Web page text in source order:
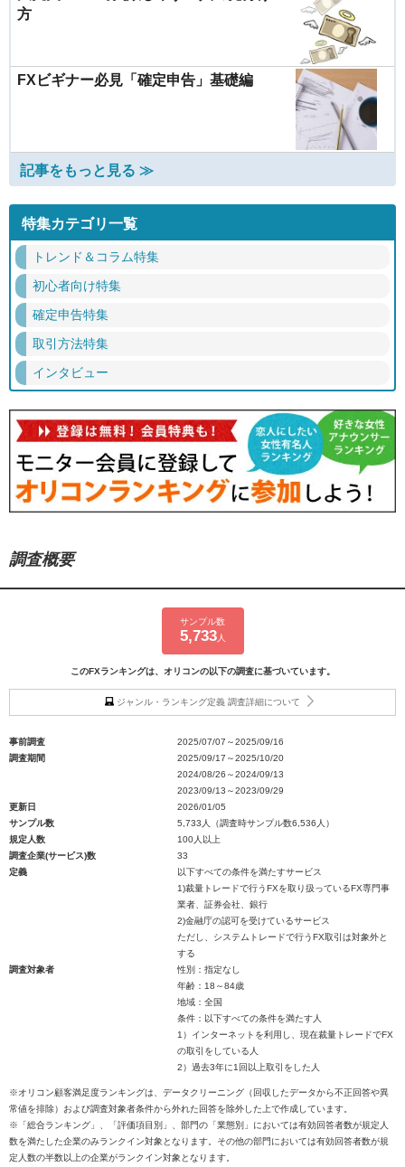
方
FXビギナー必見「確定申告」基礎編
記事をもっと見る ≫
特集カテゴリ一覧
トレンド＆コラム特集
初心者向け特集
確定申告特集
取引方法特集
インタビュー
調査概要
サンプル数
5,733人
このFXランキングは、オリコンの以下の調査に基づいています。
ジャンル・ランキング定義 調査詳細について
事前調査
2025/07/07～2025/09/16
調査期間
2025/09/17～2025/10/20
2024/08/26～2024/09/13
2023/09/13～2023/09/29
更新日
2026/01/05
サンプル数
5,733人（調査時サンプル数6,536人）
規定人数
100人以上
調査企業(サービス)数
33
定義
以下すべての条件を満たすサービス
1)裁量トレードで行うFXを取り扱っているFX専門事
業者、証券会社、銀行
2)金融庁の認可を受けているサービス
ただし、システムトレードで行うFX取引は対象外と
する
調査対象者
性別：指定なし
年齢：18～84歳
地域：全国
条件：以下すべての条件を満たす人
1）インターネットを利用し、現在裁量トレードでFX
の取引をしている人
2）過去3年に1回以上取引をした人
※オリコン顧客満足度ランキングは、データクリーニング（回収したデータから不正回答や異
常値を排除）および調査対象者条件から外れた回答を除外した上で作成しています。
※「総合ランキング」、「評価項目別」、部門の「業態別」においては有効回答者数が規定人
数を満たした企業のみランクイン対象となります。その他の部門においては有効回答者数が規
定人数の半数以上の企業がランクイン対象となります。